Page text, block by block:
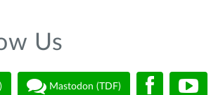
Us
Mastodon (TDF)